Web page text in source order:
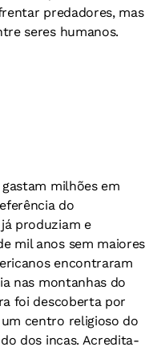
predadores, mas
seres humanos.
milhões em
do
produziam e
mil anos sem maiores
encontraram
nas montanhas do
foi descoberta por
centro religioso do
dos incas. Acredita-